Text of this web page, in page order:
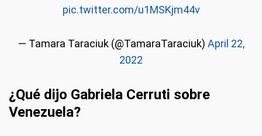
pic.twitter.com/u1MSKjm44v
— Tamara Taraciuk (@TamaraTaraciuk) April 22,
2022
¿Qué dijo Gabriela Cerruti sobre
Venezuela?